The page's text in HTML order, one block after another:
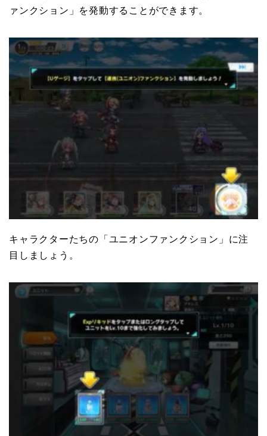
ァンクション」を発動することができます。
キャラクターたちの「ユニオンファンクション」に注
目しましょう。